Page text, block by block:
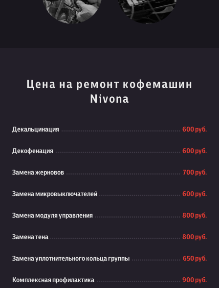
Цена на ремонт кофемашин
Nivona
Декальцинация 600 руб.
Декофенация 600 руб.
Замена жерновов 700 руб.
Замена микровыключателей 600 руб.
Замена модуля управления 800 руб.
Замена тена 800 руб.
Замена уплотнительного кольца группы 650 руб.
Комплексная профилактика 900 руб.